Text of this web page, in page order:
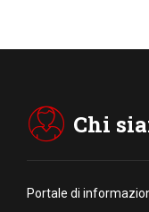
Chi
Portale di